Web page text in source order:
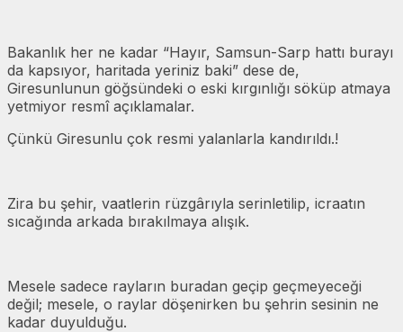
Bakanlık her ne kadar “Hayır, Samsun-Sarp hattı burayı
da kapsıyor, haritada yeriniz baki” dese de,
Giresunlunun göğsündeki o eski kırgınlığı söküp atmaya
yetmiyor resmî açıklamalar.
Çünkü Giresunlu çok resmi yalanlarla kandırıldı.!
Zira bu şehir, vaatlerin rüzgârıyla serinletilip, icraatın
sıcağında arkada bırakılmaya alışık.
Mesele sadece rayların buradan geçip geçmeyeceği
değil; mesele, o raylar döşenirken bu şehrin sesinin ne
kadar duyulduğu.